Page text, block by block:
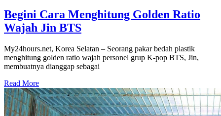
Begini Cara Menghitung Golden Ratio
Wajah Jin BTS
My24hours.net, Korea Selatan – Seorang pakar bedah plastik
menghitung golden ratio wajah personel grup K-pop BTS, Jin,
membuatnya dianggap sebagai
Read More